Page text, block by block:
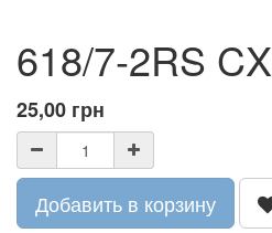
618/7-2RS CX
25,00 грн
Добавить в корзину